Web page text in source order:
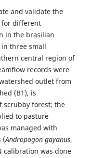
and validate the
for different
in the brasilian
three small
central region of
records were
outlet from
(B1), is
scrubby forest; the
to pasture
managed with
(Andropogon gayanus,
calibration was done